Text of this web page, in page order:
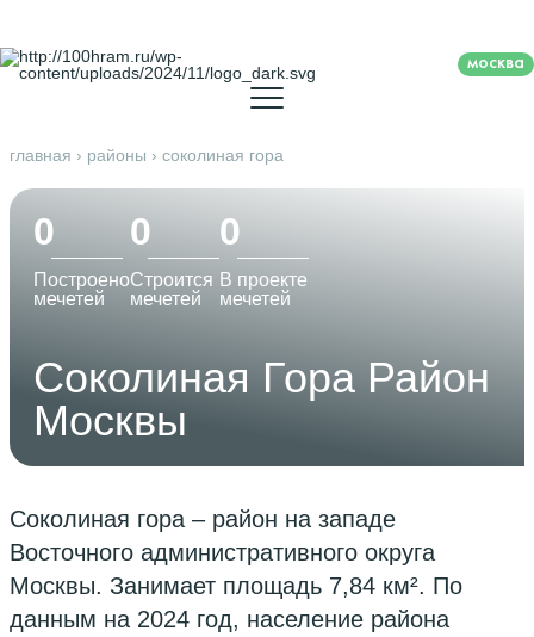
москва
главная › районы › соколиная гора
0
Построено
мечетей
0
Строится
мечетей
0
В проекте
мечетей
Соколиная Гора Район
Москвы
Соколиная гора – район на западе
Восточного административного округа
Москвы. Занимает площадь 7,84 км². По
данным на 2024 год, население района